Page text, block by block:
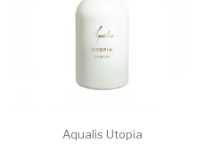
Aqualis Utopia